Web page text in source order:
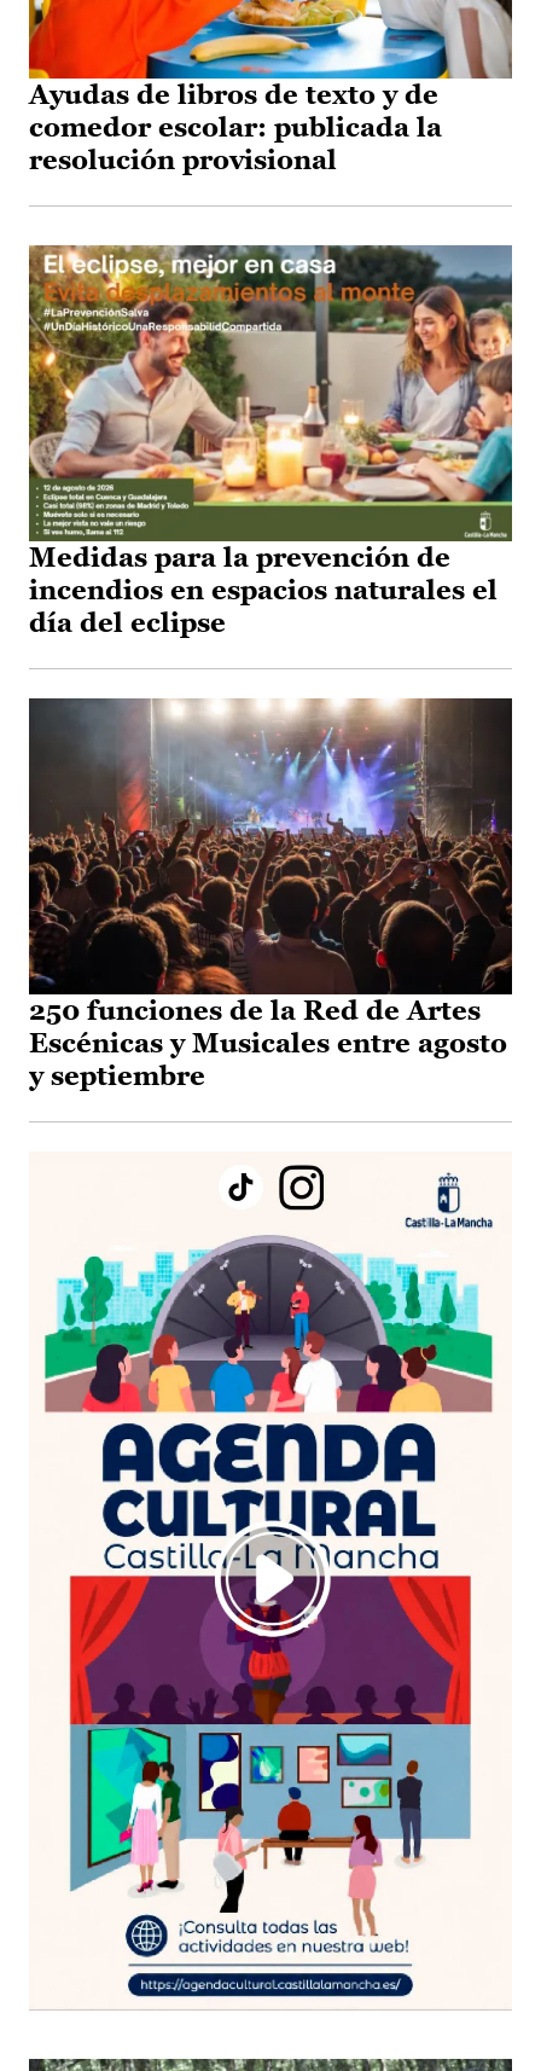
Ayudas de libros de texto y de
comedor escolar: publicada la
resolución provisional
Medidas para la prevención de
incendios en espacios naturales el
día del eclipse
250 funciones de la Red de Artes
Escénicas y Musicales entre agosto
y septiembre